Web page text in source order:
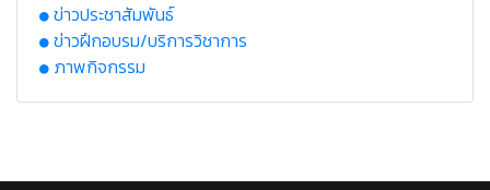
ข่าวประชาสัมพันธ์
ข่าวฝึกอบรม/บริการวิชาการ
ภาพกิจกรรม